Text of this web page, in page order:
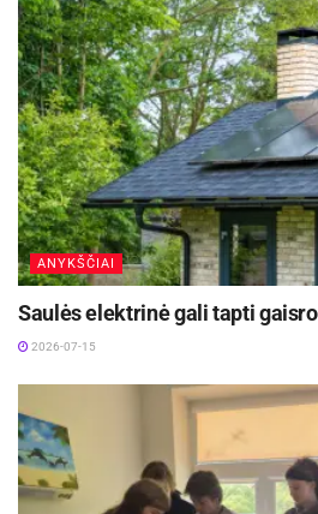
ANYKŠČIAI
Saulės elektrinė gali tapti
2026-07-15